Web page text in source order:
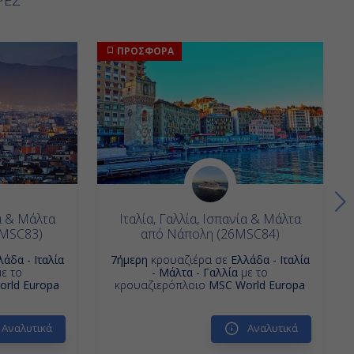
& Μάλτα
- Ιταλία
το
Europa
ΠΡΟΣΦΟΡΑ
Ιταλία, Γαλλία, Ισπανία & Μάλτα
από Νάπολη (26MSC84)
7ήμερη κρουαζιέρα σε Ελλάδα - Ιταλία
- Μάλτα - Γαλλία με το
κρουαζιερόπλοιο MSC World Europa
Αναλυτικά